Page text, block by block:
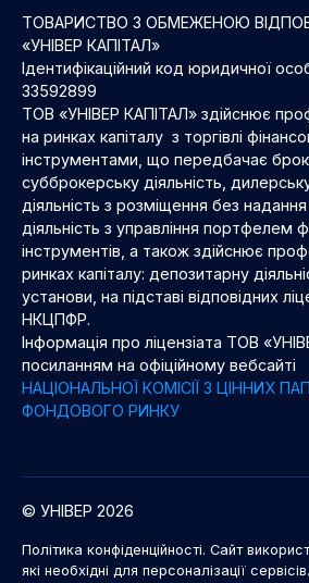
ТОВАРИСТВО З ОБМЕЖЕНОЮ
«УНІВЕР КАПІТАЛ»
Ідентифікаційний код юридичної
33592899
ТОВ «УНІВЕР КАПІТАЛ» здійснює
на ринках капіталу з торгівлі
інструментами, що передбачає
субброкерську діяльність, дилерську
діяльність з розміщення без надання
діяльність з управління портфелем
інструментів, а також здійснює
ринках капіталу: депозитарну
установи, на підставі відповідних
НКЦПФР.
Інформація про ліцензіата ТОВ
посиланням на офіційному вебсайті
НАЦІОНАЛЬНОЇ КОМІСІЇ З ЦІННИХ
ФОНДОВОГО РИНКУ
© УНІВЕР 2026
Політика конфіденційності. Сайт
які необхідні для персоналізації